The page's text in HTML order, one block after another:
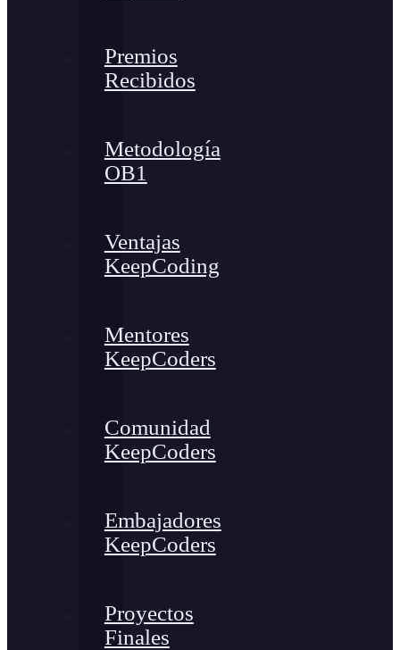
Premios
Recibidos
Metodología
OB1
Ventajas
KeepCoding
Mentores
KeepCoders
Comunidad
KeepCoders
Embajadores
KeepCoders
Proyectos
Finales